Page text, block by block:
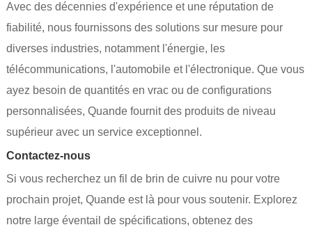
Avec des décennies d'expérience et une réputation de
fiabilité, nous fournissons des solutions sur mesure pour
diverses industries, notamment l'énergie, les
télécommunications, l'automobile et l'électronique. Que vous
ayez besoin de quantités en vrac ou de configurations
personnalisées, Quande fournit des produits de niveau
supérieur avec un service exceptionnel.
Contactez-nous
Si vous recherchez un fil de brin de cuivre nu pour votre
prochain projet, Quande est là pour vous soutenir. Explorez
notre large éventail de spécifications, obtenez des